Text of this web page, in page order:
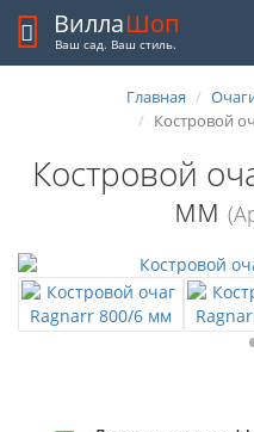
ВиллаШоп
Ваш сад. Ваш стиль.
Главная
Костровой
Костровой
мм